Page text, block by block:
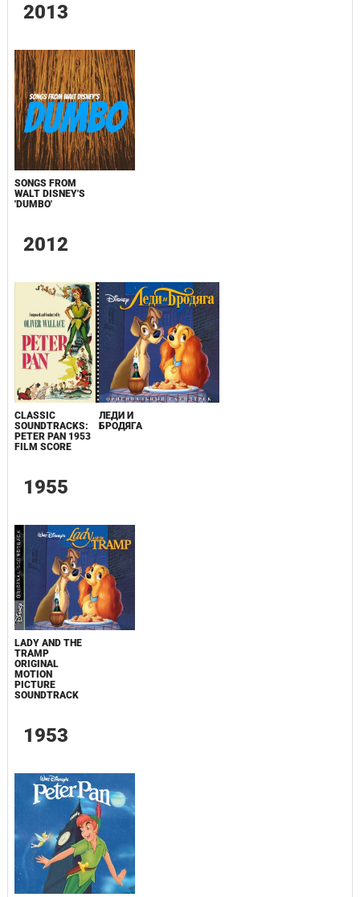
2013
SONGS FROM
WALT DISNEY'S
'DUMBO'
2012
CLASSIC
SOUNDTRACKS:
PETER PAN 1953
FILM SCORE
ЛЕДИ И
БРОДЯГА
1955
LADY AND THE
TRAMP
ORIGINAL
MOTION
PICTURE
SOUNDTRACK
1953